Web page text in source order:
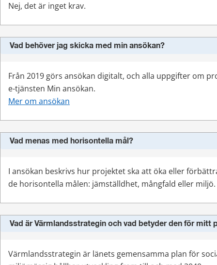
Nej, det är inget krav.
Vad behöver jag skicka med min ansökan?
Från 2019 görs ansökan digitalt, och alla uppgifter om
e-tjänsten Min ansökan.
Mer om ansökan
Vad menas med horisontella mål?
I ansökan beskrivs hur projektet ska att öka eller
de horisontella målen: jämställdhet, mångfald eller miljö.
Vad är Värmlandsstrategin och vad betyder den för mitt
Värmlandsstrategin är länets gemensamma plan för